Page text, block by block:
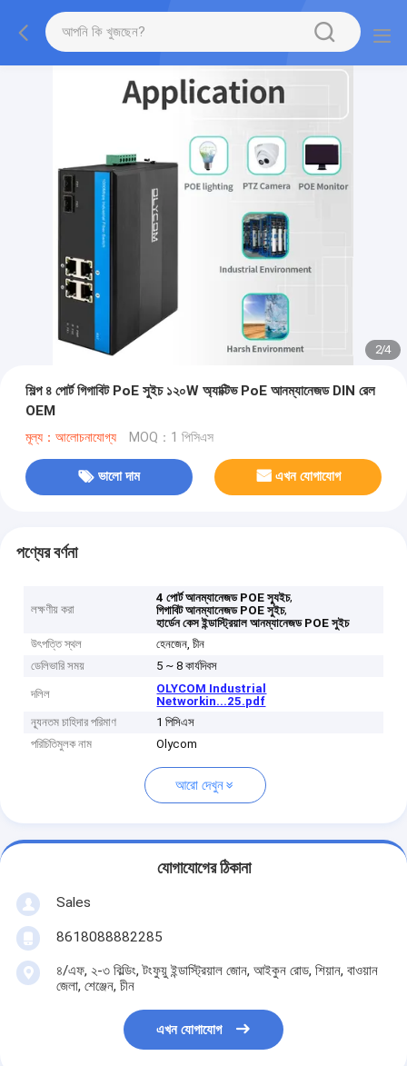
2/4
শিল্প ৪ পোর্ট গিগাবিট PoE সুইচ ১২০W অ্যাক্টিভ PoE আনম্যানেজড DIN রেল
OEM
মূল্য：আলোচনাযোগ্য MOQ：1 পিসিএস
ভালো দাম এখন যোগাযোগ
পণ্যের বর্ণনা
লক্ষণীয় করা
4 পোর্ট আনম্যানেজড POE স্যুইচ,
গিগাবিট আনম্যানেজড POE সুইচ,
হার্ডেন কেস ইন্ডাস্ট্রিয়াল আনম্যানেজড POE সুইচ
উৎপত্তি স্থল
হেনজেন, চীন
ডেলিভারি সময়
5 ~ 8 কার্যদিবস
দলিল
OLYCOM Industrial
Networkin...25.pdf
ন্যূনতম চাহিদার পরিমাণ
1 পিসিএস
পরিচিতিমুলক নাম
Olycom
আরো দেখুন
যোগাযোগের ঠিকানা
Sales
8618088882285
৪/এফ, ২-৩ বিল্ডিং, টংফুয়ু ইন্ডাস্ট্রিয়াল জোন, আইকুন রোড, শিয়ান, বাওয়ান
জেলা, শেঞ্জেন, চীন
এখন যোগাযোগ